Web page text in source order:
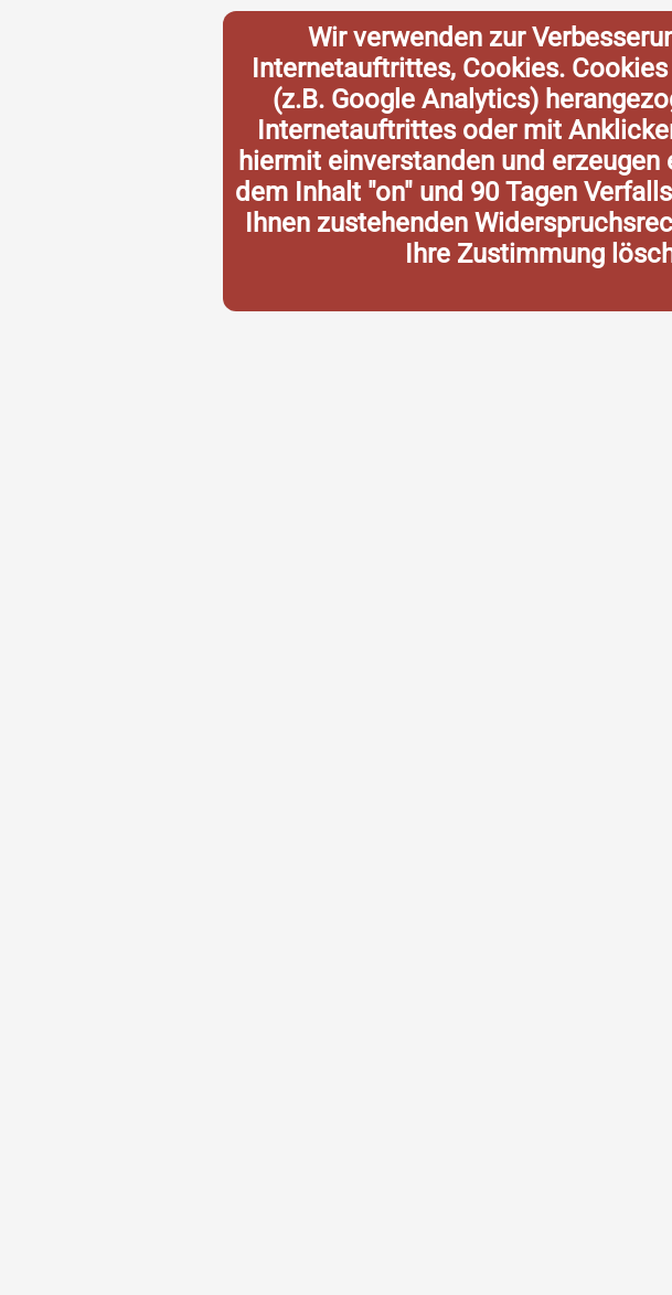
Wir verwenden zur
Internetauftrittes, Cookies.
(z.B. Google Analytics)
Internetauftrittes oder mit
hiermit einverstanden und
dem Inhalt "on" und 90 Tagen
Ihnen zustehenden
Ihre Zustimmung